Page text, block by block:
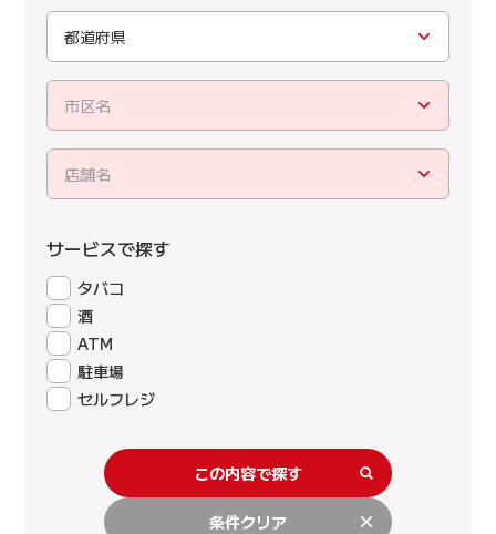
都道府県
市区名
店舗名
サービスで探す
タバコ
酒
ATM
駐車場
セルフレジ
この内容で探す
条件クリア